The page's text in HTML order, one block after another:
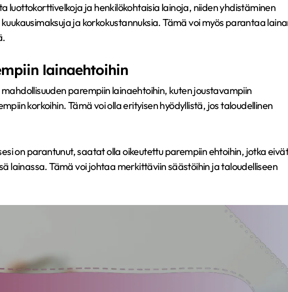
luottokorttivelkoja ja henkilökohtaisia lainoja, niiden yhdistäminen
ja korkokustannuksia. Tämä voi myös parantaa
lainaehtoihin
parempiin lainaehtoihin, kuten joustavampiin
korkoihin. Tämä voi olla erityisen hyödyllistä, jos taloudellinen
on parantunut, saatat olla oikeutettu parempiin ehtoihin, jotka
lainassa. Tämä voi johtaa merkittäviin säästöihin ja taloudelliseen